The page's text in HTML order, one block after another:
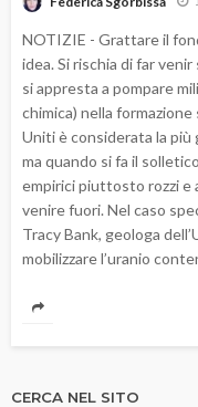
NOTIZIE - Grattare il
idea. Si rischia di far
si appresta a pompare
chimica) nella
Uniti è considerata la più
ma quando si fa il
empirici piuttosto rozzi e
venire fuori. Nel caso
Tracy Bank, geologa
mobilizzare l’uranio
CERCA NEL SITO